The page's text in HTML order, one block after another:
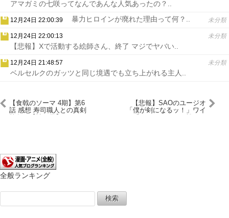
アマガミの七咲ってなんであんな人気あったの？..
12月24日 22:00:39 未分類
暴力ヒロインが廃れた理由って何？..
12月24日 22:00:13 未分類
【悲報】Xで活動する絵師さん、終了 マジでヤバい..
12月24日 21:48:57 未分類
ベルセルクのガッツと同じ境遇でも立ち上がれる主人..
【食戟のソーマ 4期】第6
話 感想 寿司職人との真剣
【悲報】SAOのユージオ
「僕が剣になるッ！」ワイ
全般ランキング
索: